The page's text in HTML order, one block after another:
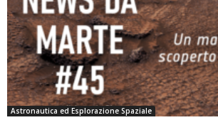
Astronautica ed Esplorazione Spaziale